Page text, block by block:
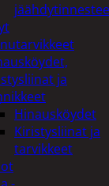
ja
Hinausköydet
Kiristysliinat ja
tarvikkeet